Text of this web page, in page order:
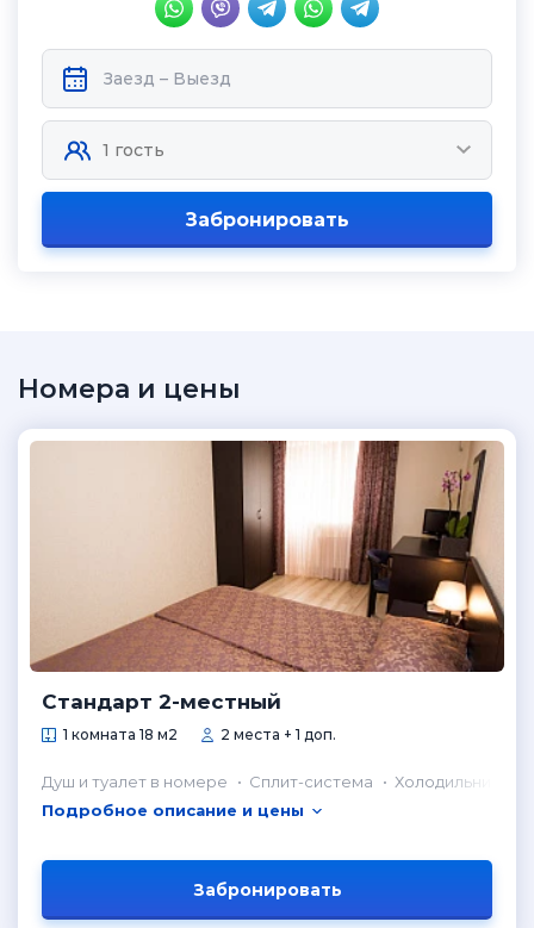
Забронировать
Номера и цены
Стандарт 2-местный
1 комната 18 м2 2 места + 1 доп.
Душ и туалет в номере Сплит-система
Холодильник в
Подробное описание и цены
Забронировать